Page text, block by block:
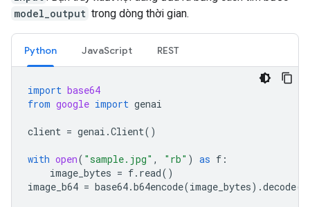
model_output trong dòng thời gian.
Python JavaScript REST
import base64
from google import genai
client = genai .Client()
with open( "sample.jpg" , "rb" ) as f :
image_bytes = f. read()
image_b64 = base64.b64encode(image_bytes) .decode(